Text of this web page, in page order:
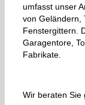
umfasst unser
von Geländern,
Fenstergittern.
Garagentore,
Fabrikate.
Wir beraten Sie